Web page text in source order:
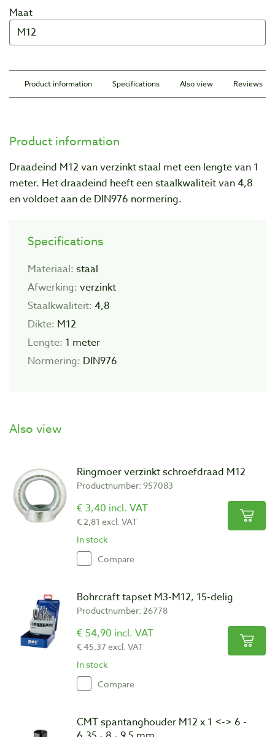
Maat
Product information Specifications Also view Reviews
Product information
Draadeind M12 van verzinkt staal met een lengte van 1
meter. Het draadeind heeft een staalkwaliteit van 4,8
en voldoet aan de DIN976 normering.
Specifications
Materiaal: staal
Afwerking: verzinkt
Staalkwaliteit: 4,8
Dikte: M12
Lengte: 1 meter
Normering: DIN976
Also view
Ringmoer verzinkt schroefdraad M12
Productnumber: 957083
€ 3,40 incl. VAT
€ 2,81 excl. VAT
In stock
Compare
Bohrcraft tapset M3-M12, 15-delig
Productnumber: 26778
€ 54,90 incl. VAT
€ 45,37 excl. VAT
In stock
Compare
CMT spantanghouder M12 x 1 <-> 6 -